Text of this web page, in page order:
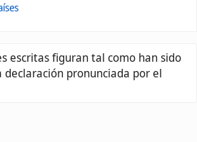
escritas figuran tal como han sido
pronunciada por el